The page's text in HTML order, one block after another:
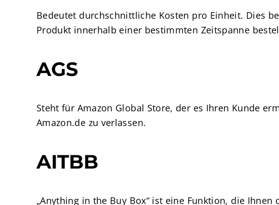
Bedeutet durchschnittliche Kosten pro Einheit. Dies
Produkt innerhalb einer bestimmten Zeitspanne
AGS
Steht für Amazon Global Store, der es Ihren Kunde
Amazon.de zu verlassen.
AITBB
„Anything in the Buy Box“ ist eine Funktion, die